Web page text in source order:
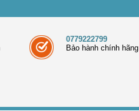
0779222799
Bảo hành chính hãng